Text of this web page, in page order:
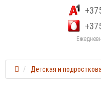
Детская и